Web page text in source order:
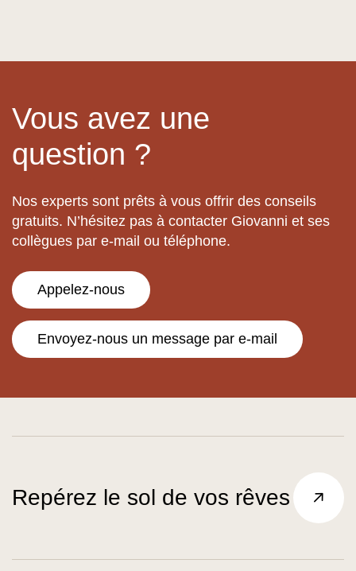
Vous avez une
question ?
Nos experts sont prêts à vous offrir des conseils
gratuits. N’hésitez pas à contacter Giovanni et ses
collègues par e-mail ou téléphone.
Appelez-nous
Envoyez-nous un message par e-mail
Repérez le sol de vos rêves